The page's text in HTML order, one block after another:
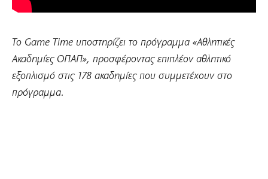
Το Game Time υποστηρίζει το πρόγραμμα «Αθλητικές
Ακαδημίες ΟΠΑΠ», προσφέροντας επιπλέον αθλητικό
εξοπλισμό στις 178 ακαδημίες που συμμετέχουν στο
πρόγραμμα.